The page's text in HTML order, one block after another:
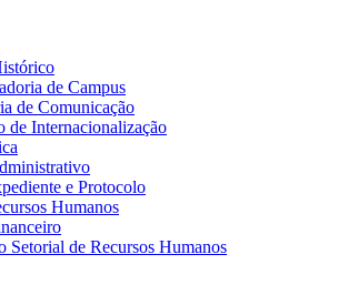
principal
de Campus
de Comunicação
de Internacionalização
e Protocolo
Humanos
Setorial de Recursos Humanos